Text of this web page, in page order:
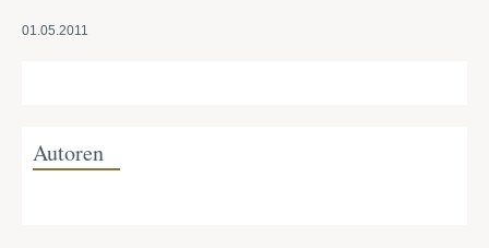
01.05.2011
Autoren